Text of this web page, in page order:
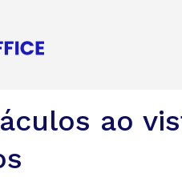
ao